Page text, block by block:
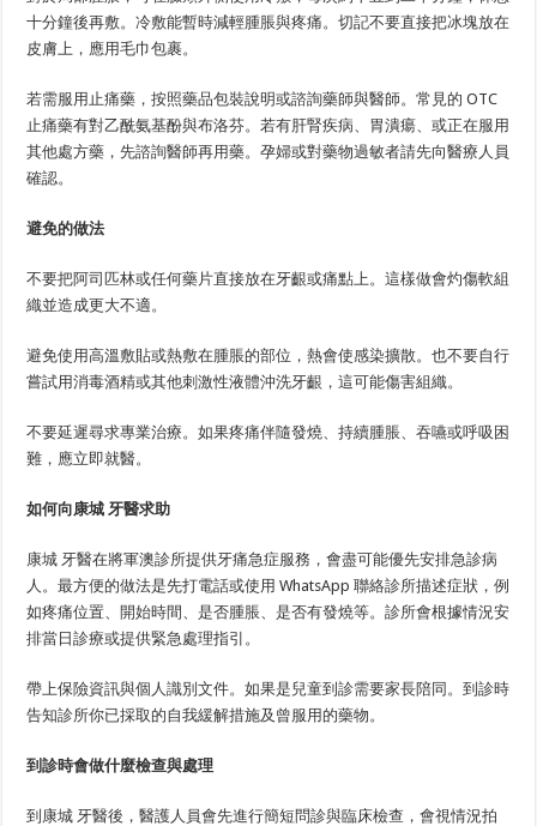
十分鐘後再敷。冷敷能暫時減輕腫脹與疼痛。切記不要直接把冰塊放在
皮膚上，應用毛巾包裹。
若需服用止痛藥，按照藥品包裝說明或諮詢藥師與醫師。常見的 OTC
止痛藥有對乙酰氨基酚與布洛芬。若有肝腎疾病、胃潰瘍、或正在服用
其他處方藥，先諮詢醫師再用藥。孕婦或對藥物過敏者請先向醫療人員
確認。
避免的做法
不要把阿司匹林或任何藥片直接放在牙齦或痛點上。這樣做會灼傷軟組
織並造成更大不適。
避免使用高溫敷貼或熱敷在腫脹的部位，熱會使感染擴散。也不要自行
嘗試用消毒酒精或其他刺激性液體沖洗牙齦，這可能傷害組織。
不要延遲尋求專業治療。如果疼痛伴隨發燒、持續腫脹、吞嚥或呼吸困
難，應立即就醫。
如何向康城 牙醫求助
康城 牙醫在將軍澳診所提供牙痛急症服務，會盡可能優先安排急診病
人。最方便的做法是先打電話或使用 WhatsApp 聯絡診所描述症狀，例
如疼痛位置、開始時間、是否腫脹、是否有發燒等。診所會根據情況安
排當日診療或提供緊急處理指引。
帶上保險資訊與個人識別文件。如果是兒童到診需要家長陪同。到診時
告知診所你已採取的自我緩解措施及曾服用的藥物。
到診時會做什麼檢查與處理
到康城 牙醫後，醫護人員會先進行簡短問診與臨床檢查，會視情況拍